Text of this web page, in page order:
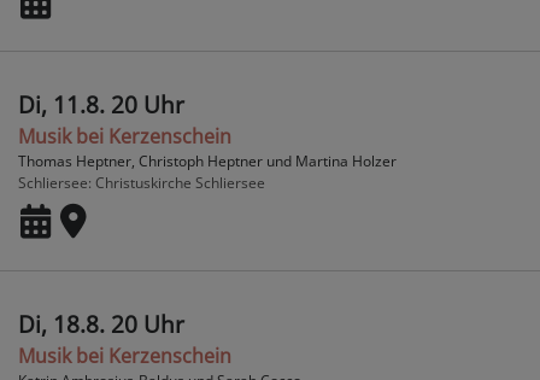
Di, 11.8. 20 Uhr
Musik bei Kerzenschein
Thomas Heptner, Christoph Heptner und Martina Holzer
Schliersee Christuskirche Schliersee
Di, 18.8. 20 Uhr
Musik bei Kerzenschein